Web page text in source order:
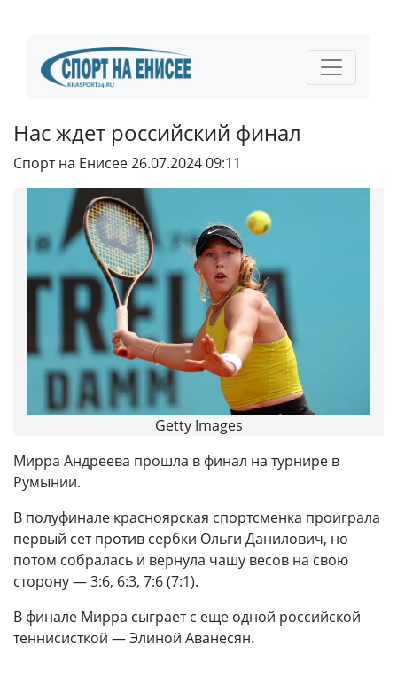
Нас ждет российский финал
Спорт на Енисее26.07.2024 09:11
Getty Images
Мирра Андреева прошла в финал на турнире в
Румынии.
В полуфинале красноярская спортсменка проиграла
первый сет против сербки Ольги Данилович, но
потом собралась и вернула чашу весов на свою
сторону — 3:6, 6:3, 7:6 (7:1).
В финале Мирра сыграет с еще одной российской
теннисисткой — Элиной Аванесян.